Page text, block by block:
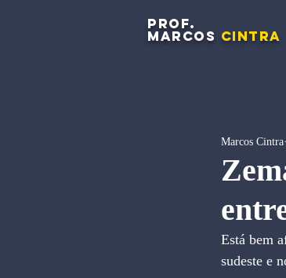
PROF.
MARCOS CINTRA
Marcos Cintra
Está bem
sudeste e